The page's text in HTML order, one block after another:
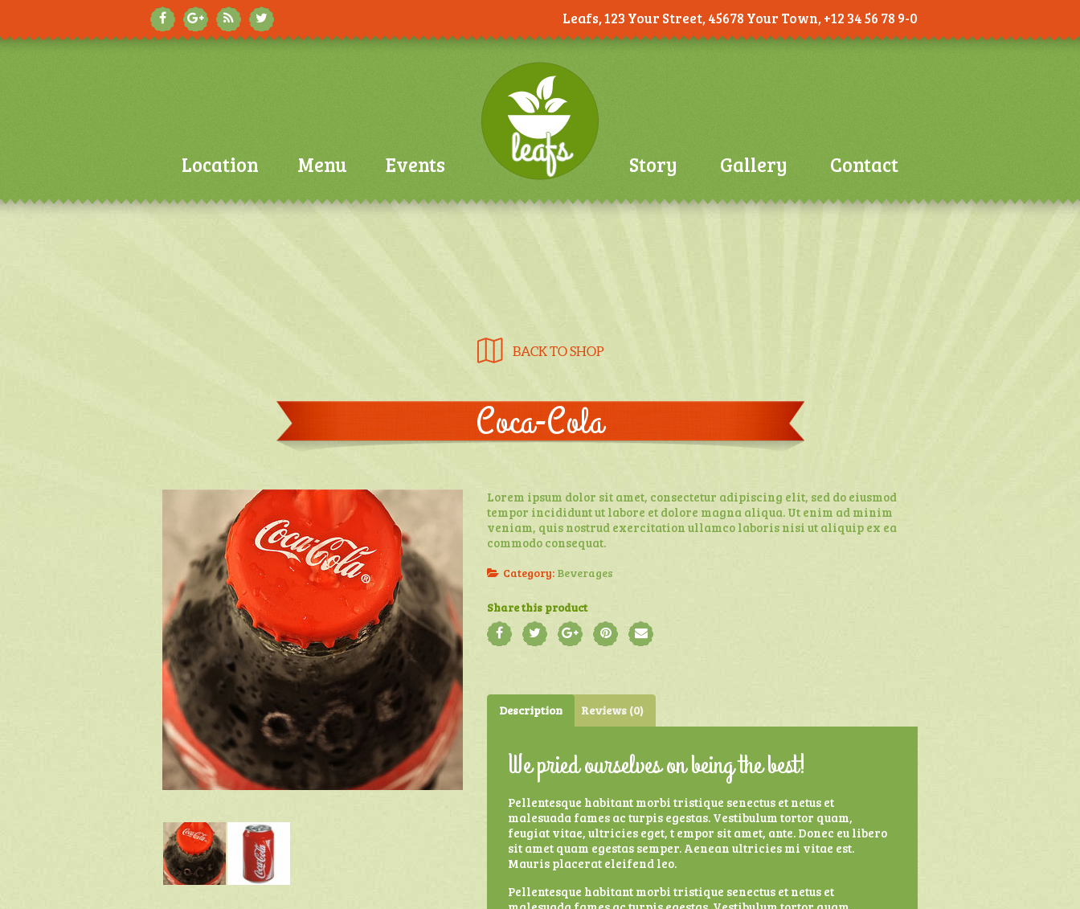
Leafs, 123 Your Street, 45678 Your Town, +12 34 56 78 9-0
Location Menu Events Story Gallery Contact
BACK TO SHOP
Coca-Cola
Lorem ipsum dolor sit amet, consectetur adipiscing elit, sed do eiusmod
tempor incididunt ut labore et dolore magna aliqua. Ut enim ad minim
veniam, quis nostrud exercitation ullamco laboris nisi ut aliquip ex ea
commodo consequat.
Category: Beverages
Share this product
Description Reviews (0)
We pried ourselves on being the best!
Pellentesque habitant morbi tristique senectus et netus et
malesuada fames ac turpis egestas. Vestibulum tortor quam,
feugiat vitae, ultricies eget, t empor sit amet, ante. Donec eu libero
sit amet quam egestas semper. Aenean ultricies mi vitae est.
Mauris placerat eleifend leo.
Pellentesque habitant morbi tristique senectus et netus et